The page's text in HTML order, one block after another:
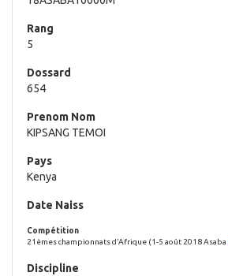
5
654
KIPSANG TEMOI
Kenya
21èmes championnats d'Afrique (1-5 août 2018 Asaba